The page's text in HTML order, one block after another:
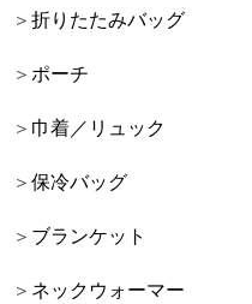
折りたたみバッグ
ポーチ
巾着／リュック
保冷バッグ
ブランケット
ネックウォーマー